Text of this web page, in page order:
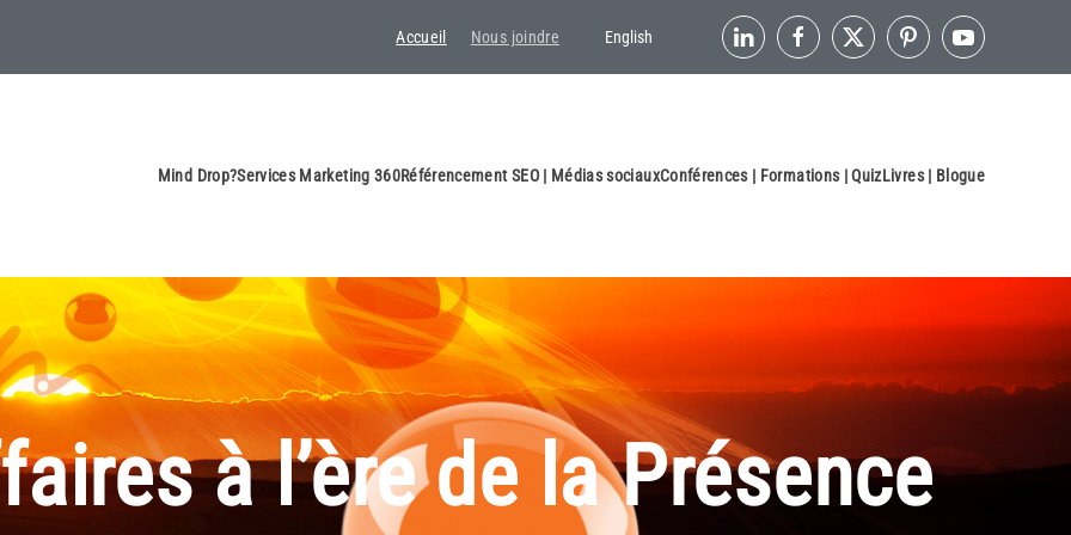
Accueil Nous joindre English
Mind Drop?Services Marketing 360Référencement SEO | Médias sociauxConférences | Formations | QuizLivres | Blogue
à l’ère de la Présence